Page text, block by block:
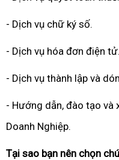
- Dịch vụ chữ ký số.
- Dịch vụ hóa đơn điện tử.
- Dịch vụ thành lập và
- Hướng dẫn, đào tạo và
Doanh Nghiệp.
Tại sao bạn nên chọn